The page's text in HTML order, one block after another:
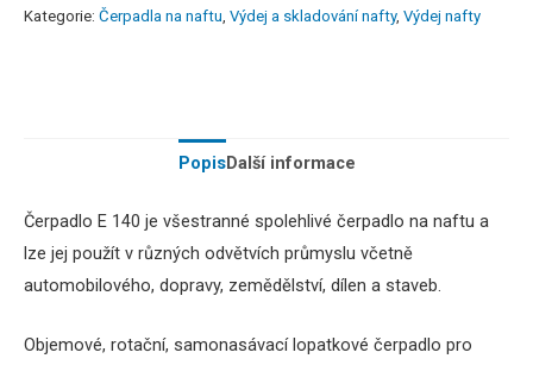
Kategorie: Čerpadla na naftu, Výdej a skladování nafty, Výdej nafty
PopisDalší informace
Čerpadlo E 140 je všestranné spolehlivé čerpadlo na naftu a
lze jej použít v různých odvětvích průmyslu včetně
automobilového, dopravy, zemědělství, dílen a staveb.
Objemové, rotační, samonasávací lopatkové čerpadlo pro